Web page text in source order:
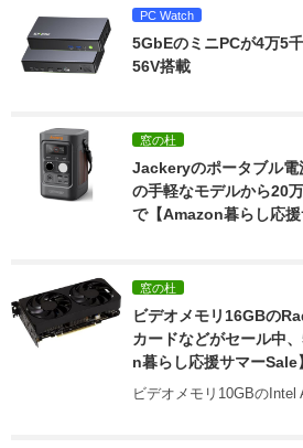
PC Watch
5GbEのミニPCが4万5
56V搭載
窓の杜
Jackeryのポータブル電
の手軽なモデルから20
で【Amazon暮らし応援
窓の杜
ビデオメモリ16GBの
カードなどがセール中
n暮らし応援サマーSale】
ビデオメモリ10GBのIntel